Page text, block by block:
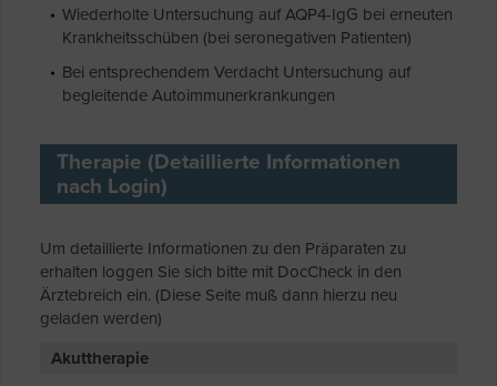
Wiederholte Untersuchung auf AQP4-IgG bei erneuten
Krankheitsschüben (bei seronegativen Patienten)
Bei entsprechendem Verdacht Untersuchung auf
begleitende Autoimmunerkrankungen
Therapie (Detaillierte Informationen
nach Login)
Um detaillierte Informationen zu den Präparaten zu
erhalten loggen Sie sich bitte mit DocCheck in den
Ärztebreich ein. (Diese Seite muß dann hierzu neu
geladen werden)
Akuttherapie